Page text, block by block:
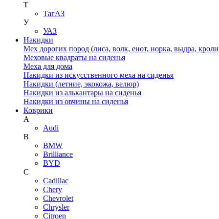
Т
ТагАЗ
У
УАЗ
Накидки
Мех дорогих пород (лиса, волк, енот, норка, выдра,
Меховые квадраты на сиденья
Меха для дома
Накидки из искусственного меха на сиденья
Накидки (летние, экокожа, велюр)
Накидки из алькантары на сиденья
Накидки из овчины на сиденья
Коврики
A
Audi
B
BMW
Brilliance
BYD
C
Cadillac
Chery
Chevrolet
Chrysler
Citroen